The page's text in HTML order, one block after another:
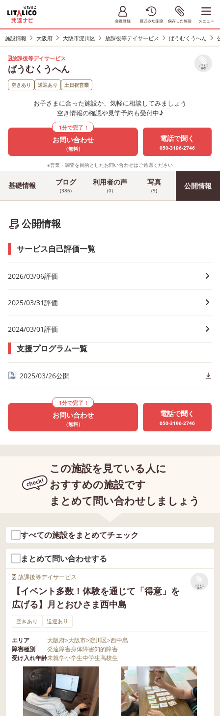
施設情報 大阪府 大阪市淀川区 放課後等デイサービス ばうむくうへん
放課後等デイサービス
ばうむくうへん リストに
保存
空きあり 送迎あり 土日祝営業
お子さまに合った施設か、気軽に相談してみましょう
空き情報の確認や見学予約も受付中♪
1分で完了！
お問い合わせ
（無料）
電話で聞く
050-3196-2746
※営業・調査を目的としたお問い合わせはご遠慮ください
基礎情報 ブログ
(386)
利用者の声
(0)
写真
(9) 公開情報
公開情報
サービス自己評価一覧
2026/03/06評価
2025/03/31評価
2024/03/01評価
支援プログラム一覧
2025/03/26公開
1分で完了！
お問い合わせ
（無料）
電話で聞く
050-3196-2746
この施設を見ている人に
おすすめの施設です
まとめて問い合わせしましょう
すべての施設をまとめてチェック
まとめて問い合わせする
放課後等デイサービス
【イベント多数！体験を通じて「得意」を
広げる】月とおひさま西中島
リストに
保存
空きあり 送迎あり
エリア 大阪府>大阪市>淀川区>西中島
障害種別
発達障害身体障害知的障害
受け入れ年齢未就学小学生中学生高校生